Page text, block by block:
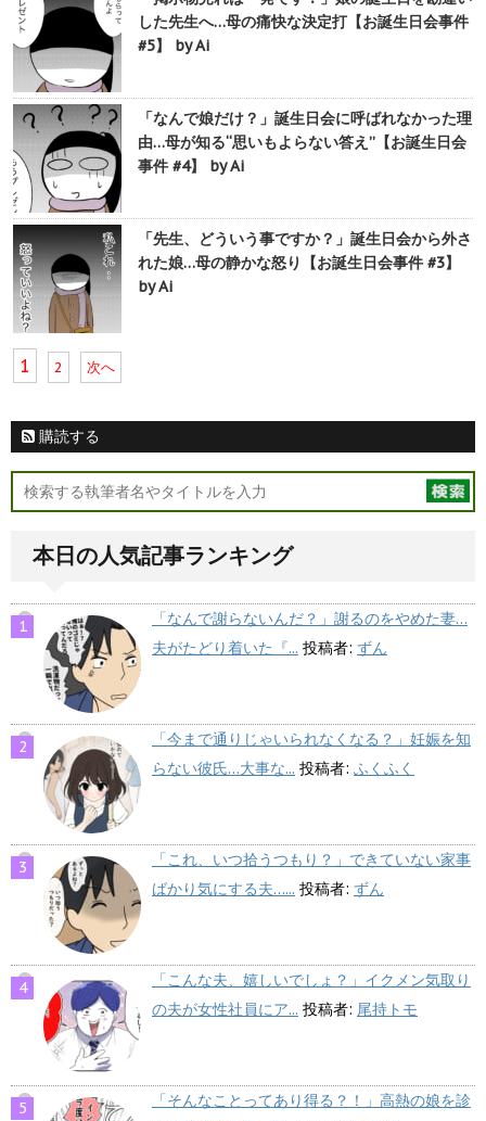
した先生へ…母の痛快な決定打【お誕生日会事件
#5】 by Ai
「なんで娘だけ？」誕生日会に呼ばれなかった理
由…母が知る“思いもよらない答え”【お誕生日会
事件 #4】 by Ai
「先生、どういう事ですか？」誕生日会から外さ
れた娘…母の静かな怒り【お誕生日会事件 #3】
by Ai
1 2 次へ
購読する
本日の人気記事ランキング
「なんで謝らないんだ？」謝るのをやめた妻…
夫がたどり着いた『... 投稿者: ずん
「今まで通りじゃいられなくなる？」妊娠を知
らない彼氏…大事な... 投稿者: ふくふく
「これ、いつ拾うつもり？」できていない家事
ばかり気にする夫…... 投稿者: ずん
「こんな夫、嬉しいでしょ？」イクメン気取り
の夫が女性社員にア... 投稿者: 尾持トモ
「そんなことってあり得る？！」高熱の娘を診